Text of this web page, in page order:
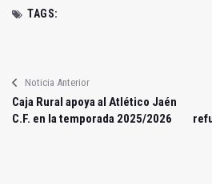
TAGS:
Noticia Anterior
Caja Rural apoya al Atlético Jaén
C.F. en la temporada 2025/2026